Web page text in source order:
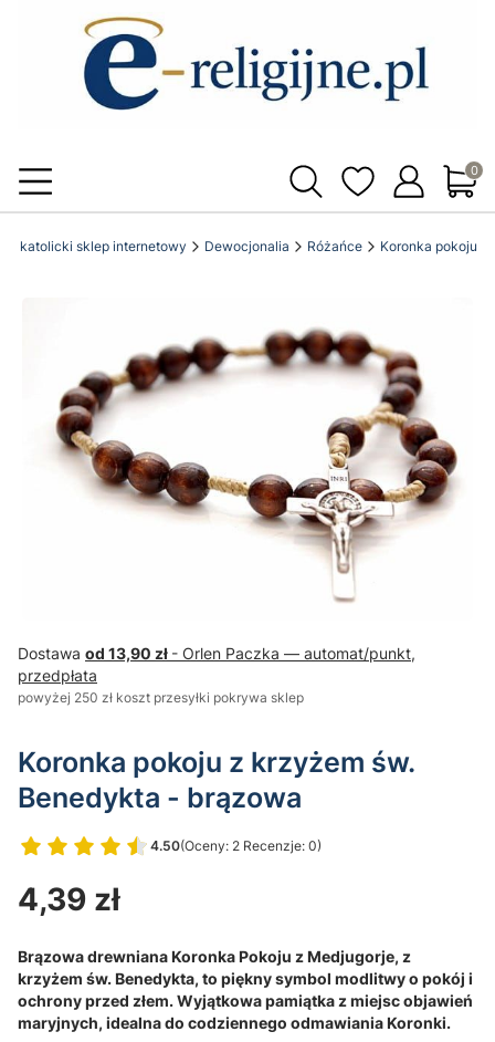
katolicki sklep internetowy Dewocjonalia Różańce Koronka pokoju
Dostawa od 13,90 zł - Orlen Paczka — automat/punkt,
przedpłata
powyżej 250 zł koszt przesyłki pokrywa sklep
Koronka pokoju z krzyżem św.
Benedykta - brązowa
4.50(Oceny: 2 Recenzje: 0)
Przejdź do sekcji Opinie
Cena
4,39 zł
Brązowa drewniana Koronka Pokoju z Medjugorje, z
krzyżem św. Benedykta, to piękny symbol modlitwy o pokój i
ochrony przed złem. Wyjątkowa pamiątka z miejsc objawień
maryjnych, idealna do codziennego odmawiania Koronki.